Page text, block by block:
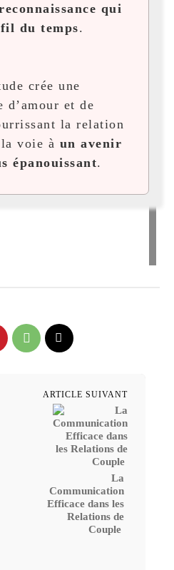
qui
du temps.
crée une
d’amour et de
la relation
voie à un avenir
épanouissant.
ARTICLE SUIVANT
La
Communication
Efficace dans les
Relations de
Couple